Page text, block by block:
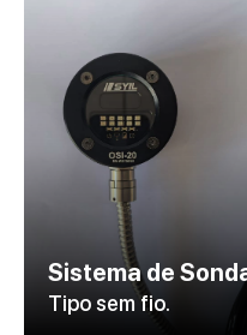
Sistema de
Tipo sem fio.